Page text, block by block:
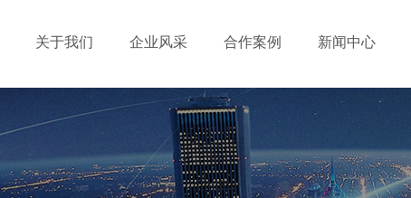
关于我们 企业风采 合作案例 新闻中心